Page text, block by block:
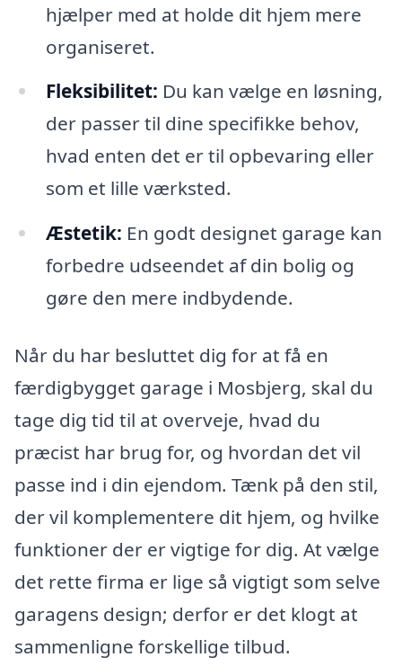
hjælper med at holde dit hjem mere
organiseret.
Fleksibilitet: Du kan vælge en løsning,
der passer til dine specifikke behov,
hvad enten det er til opbevaring eller
som et lille værksted.
Æstetik: En godt designet garage kan
forbedre udseendet af din bolig og
gøre den mere indbydende.
Når du har besluttet dig for at få en
færdigbygget garage i Mosbjerg, skal du
tage dig tid til at overveje, hvad du
præcist har brug for, og hvordan det vil
passe ind i din ejendom. Tænk på den stil,
der vil komplementere dit hjem, og hvilke
funktioner der er vigtige for dig. At vælge
det rette firma er lige så vigtigt som selve
garagens design; derfor er det klogt at
sammenligne forskellige tilbud.